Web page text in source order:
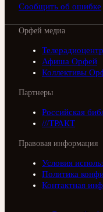
Сообщить об ошибке
Орфей медиа
Афиша Орфей
Коллективы
Партнеры
Российская
///ТРАКТ
Правовая информация
Условия
Политика
Контактная